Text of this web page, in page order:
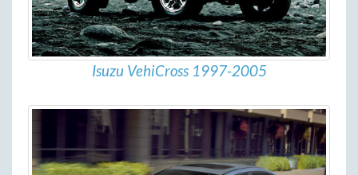
Isuzu VehiCross 1997-2005